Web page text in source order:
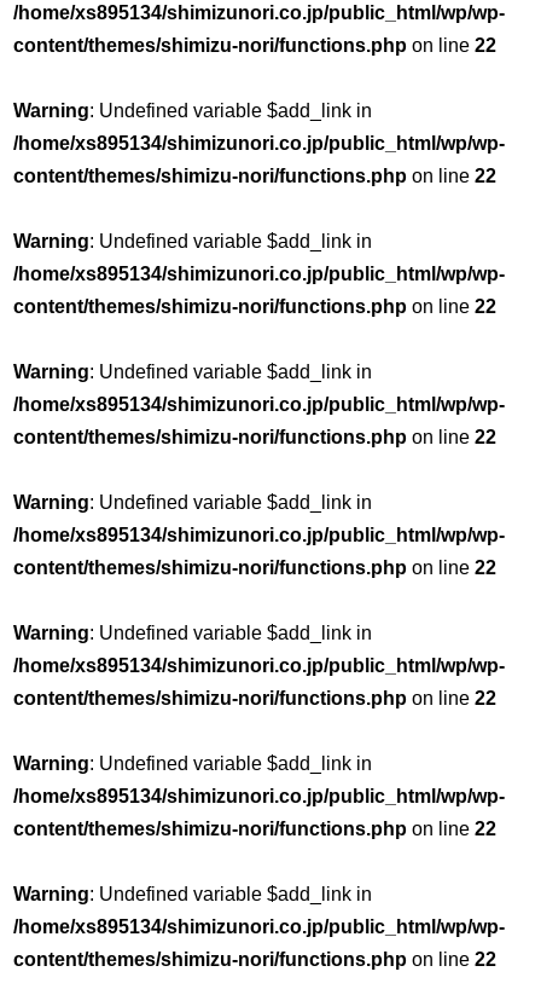
/home/xs895134/shimizunori.co.jp/public_html/wp/wp-
content/themes/shimizu-nori/functions.php on line22
Warning: Undefined variable $add_link in
/home/xs895134/shimizunori.co.jp/public_html/wp/wp-
content/themes/shimizu-nori/functions.php on line22
Warning: Undefined variable $add_link in
/home/xs895134/shimizunori.co.jp/public_html/wp/wp-
content/themes/shimizu-nori/functions.php on line22
Warning: Undefined variable $add_link in
/home/xs895134/shimizunori.co.jp/public_html/wp/wp-
content/themes/shimizu-nori/functions.php on line22
Warning: Undefined variable $add_link in
/home/xs895134/shimizunori.co.jp/public_html/wp/wp-
content/themes/shimizu-nori/functions.php on line22
Warning: Undefined variable $add_link in
/home/xs895134/shimizunori.co.jp/public_html/wp/wp-
content/themes/shimizu-nori/functions.php on line22
Warning: Undefined variable $add_link in
/home/xs895134/shimizunori.co.jp/public_html/wp/wp-
content/themes/shimizu-nori/functions.php on line22
Warning: Undefined variable $add_link in
/home/xs895134/shimizunori.co.jp/public_html/wp/wp-
content/themes/shimizu-nori/functions.php on line22